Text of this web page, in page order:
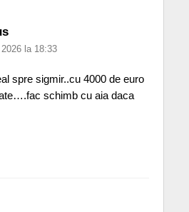
la 18:33
spre sigmir..cu 4000 de euro
schimb cu aia daca